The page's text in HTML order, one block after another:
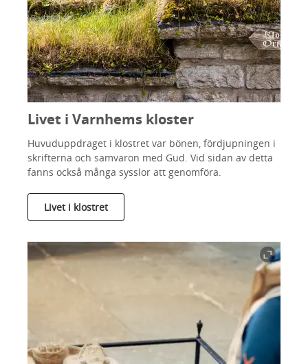
Livet i Varnhems kloster
Huvuduppdraget i klostret var bönen, fördjupningen i
skrifterna och samvaron med Gud. Vid sidan av detta
fanns också många sysslor att genomföra.
Livet i klostret